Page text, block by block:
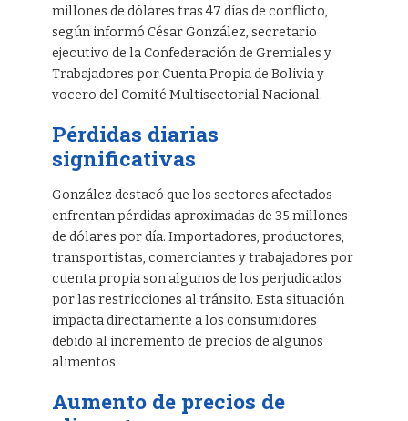
millones de dólares tras 47 días de conflicto,
según informó César González, secretario
ejecutivo de la Confederación de Gremiales y
Trabajadores por Cuenta Propia de Bolivia y
vocero del Comité Multisectorial Nacional.
Pérdidas diarias
significativas
González destacó que los sectores afectados
enfrentan pérdidas aproximadas de 35 millones
de dólares por día. Importadores, productores,
transportistas, comerciantes y trabajadores por
cuenta propia son algunos de los perjudicados
por las restricciones al tránsito. Esta situación
impacta directamente a los consumidores
debido al incremento de precios de algunos
alimentos.
Aumento de precios de